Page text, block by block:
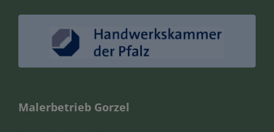
Malerbetrieb Gorzel